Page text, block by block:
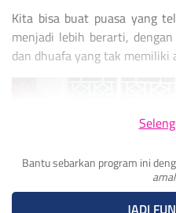
Kita bisa buat puasa yang
menjadi lebih berarti,
dan dhuafa yang tak memiliki
Bantu sebarkan program ini
JADI